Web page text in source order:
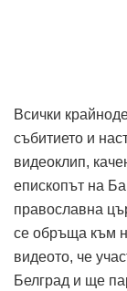
Всички
събитието и
видеоклип,
епископът на
православна
се обръща към
видеото, че
Белград и ще